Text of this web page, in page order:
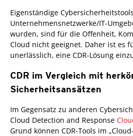
Eigenständige
Unternehmensnetzwerke/IT-
wurden, sind für die Offenheit,
Cloud nicht geeignet. Daher ist es
unerlässlich, eine CDR-Lösung
CDR im Vergleich mit
Sicherheitsansätzen
Im Gegensatz zu anderen
Cloud Detection and Response
Grund können CDR-Tools im